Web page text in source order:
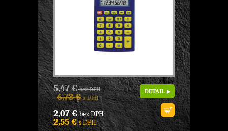
5,47 €bez DPH
6,73 €s DPH
2,07 €bez DPH
2,55 €s DPH
DETAIL